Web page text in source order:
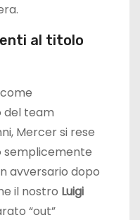
al titolo
del team
Mercer si rese
semplicemente
avversario dopo
il nostro Luigi
“out”